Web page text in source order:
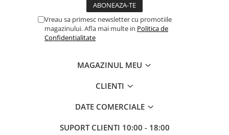
Cabluri adaptoare, cabluri Y
Cabluri audio
Cabluri de boxe
Vreau sa primesc newsletter cu promotiile
magazinului. Afla mai multe in Politica de
Confidentialitate
MAGAZINUL MEU
CLIENTI
DATE COMERCIALE
SUPORT CLIENTI 10:00 - 18:00